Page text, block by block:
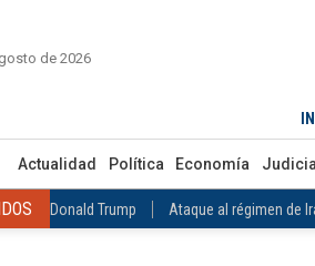
de 2026
Actualidad Política Economía Judicial
Donald Trump Ataque al régimen de
Raúl Castro José Luis Rodríguez Zapatero
Presidenciales en Colombia Gustavo